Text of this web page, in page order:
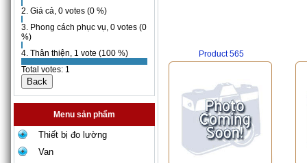
2. Giá cả, 0 votes (0 %)
3. Phong cách phục vụ, 0 votes (0
%)
4. Thân thiện, 1 vote (100 %)
Total votes: 1
Menu sản phẩm
Thiết bị đo lường
Van
Product 565